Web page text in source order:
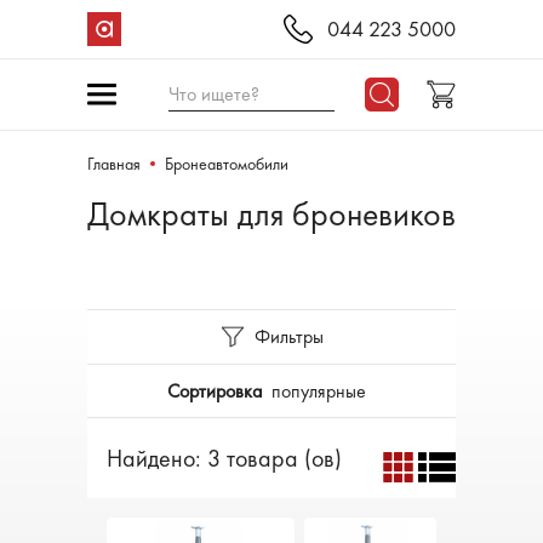
044 223 5000
Что ищете?
Главная Бронеавтомобили
Домкраты для броневиков
Фильтры
Сортировка популярные
Найдено: 3 товара (ов)